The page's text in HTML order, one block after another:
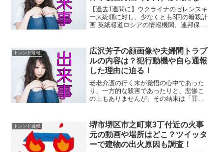
る！
【過去1週間に】ウクライナのゼレンスキ
ー大統領に対し、少なくとも3回の暗殺計
画 英紙報道ロシアの情報機関、連邦保安
はいずれも阻止されたが、暗殺阻止に際
し、両グループに死...
トレンド速報
広沢芳子の顔画像や夫婦間トラブ
ルの内容は？犯行動機や自ら通報
した理由に迫る！
老老介護の行く末が覚悟の心中であった
り、一方的な殺害であったりと、悲惨こ
の上もありませんが、その結末は「罪を
事件がヤフーニュースで紹介されていま
した。78歳の妻が、殺意を...
トレンド速報
堺市堺区市之町東3丁付近の火事
元の動画や場所はどこ？ツイッタ
ーで建物の出火原因も調査！